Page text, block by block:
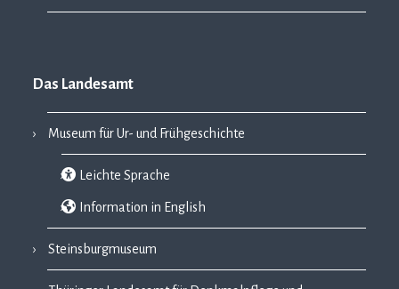
Das Landesamt
Museum für Ur- und Frühgeschichte
Leichte Sprache
Information in English
Steinsburgmuseum